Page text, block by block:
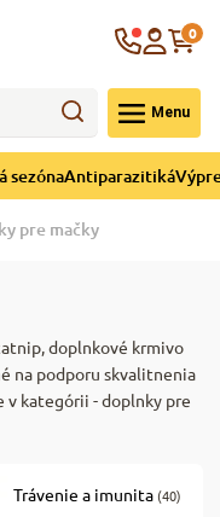
Menu
0
sezónaAntiparazitiká
pre mačky
doplnkové krmivo
na podporu skvalitnenia
v kategórii - doplnky pre
Trávenie a imunita(40)